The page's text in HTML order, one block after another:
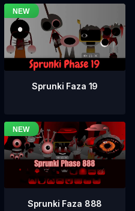
Sprunki Faza 19
Sprunki Faza 888